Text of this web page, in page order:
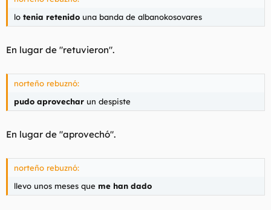
lo tenia retenido una banda de albanokosovares
En lugar de "retuvieron".
norteño rebuznó:
pudo aprovechar un despiste
En lugar de "aprovechó".
norteño rebuznó:
llevo unos meses que me han dado